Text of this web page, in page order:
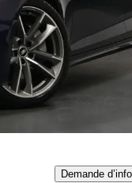
Affaire
Demande d’info